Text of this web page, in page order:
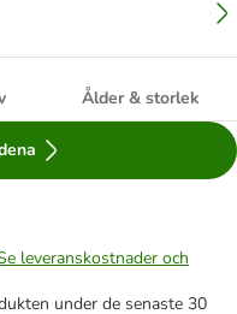
Ålder & storlek
leveranskostnader och
under de senaste 30